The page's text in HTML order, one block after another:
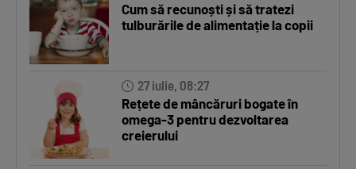
Cum să recunoști și să tratezi
tulburările de alimentație la copii
27 iulie, 08:27
Rețete de mâncăruri bogate în
omega-3 pentru dezvoltarea
creierului